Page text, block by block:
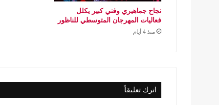
نجاح جماهيري وفني كبير يكلل
فعاليات المهرجان المتوسطي للناظور
منذ 4 أيام
اترك تعليقاً